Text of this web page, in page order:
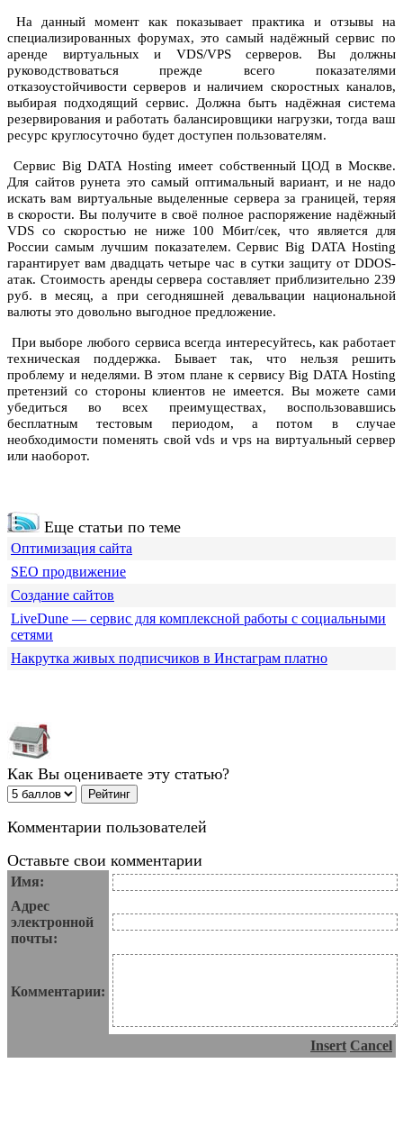
На данный момент как показывает практика и отзывы на
специализированных форумах, это самый надёжный сервис по
аренде виртуальных и VDS/VPS серверов. Вы должны
руководствоваться прежде всего показателями
отказоустойчивости серверов и наличием скоростных каналов,
выбирая подходящий сервис. Должна быть надёжная система
резервирования и работать балансировщики нагрузки, тогда ваш
ресурс круглосуточно будет доступен пользователям.
Сервис Big DATA Hosting имеет собственный ЦОД в Москве.
Для сайтов рунета это самый оптимальный вариант, и не надо
искать вам виртуальные выделенные сервера за границей, теряя
в скорости. Вы получите в своё полное распоряжение надёжный
VDS со скоростью не ниже 100 Мбит/сек, что является для
России самым лучшим показателем. Сервис Big DATA Hosting
гарантирует вам двадцать четыре час в сутки защиту от DDOS-
атак. Стоимость аренды сервера составляет приблизительно 239
руб. в месяц, а при сегодняшней девальвации национальной
валюты это довольно выгодное предложение.
При выборе любого сервиса всегда интересуйтесь, как работает
техническая поддержка. Бывает так, что нельзя решить
проблему и неделями. В этом плане к сервису Big DATA Hosting
претензий со стороны клиентов не имеется. Вы можете сами
убедиться во всех преимуществах, воспользовавшись
бесплатным тестовым периодом, а потом в случае
необходимости поменять свой vds и vps на виртуальный сервер
или наоборот.
Еще статьи по теме
Оптимизация сайта
SEO продвижение
Создание сайтов
LiveDune — сервис для комплексной работы с социальными
сетями
Накрутка живых подписчиков в Инстаграм платно
Как Вы оцениваете эту статью?
Комментарии пользователей
Оставьте свои комментарии
Имя:
Адрес
электронной
почты:
Комментарии:
Insert Cancel